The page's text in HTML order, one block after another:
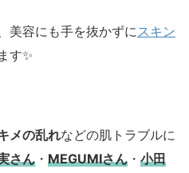
美容にも手を抜かずに スキン
す✨
メの乱れなどの肌トラブルに
さん ・ MEGUMIさん ・ 小田